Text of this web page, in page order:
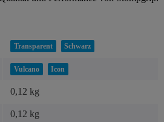
Transparent Schwarz
Vulcano Icon
0,12 kg
0,12 kg